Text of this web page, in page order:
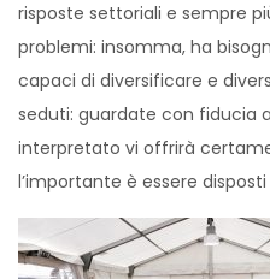
risposte settoriali e sempre
problemi: insomma, ha
capaci di diversificare e
seduti: guardate con fiducia
interpretato vi offrirà
l’importante è essere disposti